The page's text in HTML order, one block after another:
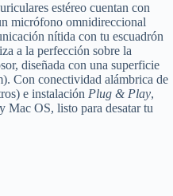
estéreo cuentan con
micrófono omnidireccional
nítida con tu escuadrón
a la perfección sobre la
diseñada con una superficie
Con conectividad alámbrica de
e instalación Plug & Play,
Mac OS, listo para desatar tu